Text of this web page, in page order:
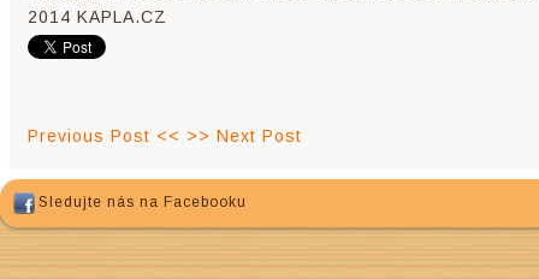
2014 KAPLA.CZ
Previous Post << >> Next Post
Sledujte nás na Facebooku